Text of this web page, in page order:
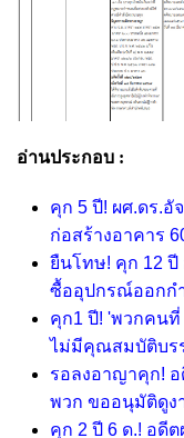
อ่านประกอบ :
คุก 5 ปี! ผศ.ดร.อั
ก่อสร้างอาคาร
ยืนโทษ! คุก 12 ปี
ซื้ออุปกรณ์ออกก
คุก1 ปี! 'พวกคนที่
ไม่มีคุณสมบัติบร
รอลงอาญาคุก! อ
พวก ขออนุมัติดูง
คุก 2 ปี 6 ด.! อดีต